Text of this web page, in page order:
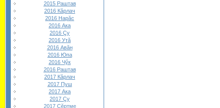
2015 Раштав
2016 Кăрлач
2016 Нарăс
2016 Ака
2016 Çу
2016 Утă
2016 Авăн
2016 Юпа
2016 Чӳк
2016 Раштав
2017 Кăрлач
2017 Пуш
2017 Ака
2017 Çу
2017 Çĕртме